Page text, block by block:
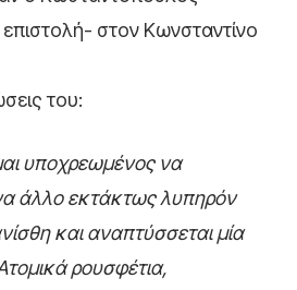
στον Κωνσταντίνο
του:
υποχρεωμένος να
άλλο εκτάκτως λυπηρόν
και αναπτύσσεται μία
ρουσφέτια,